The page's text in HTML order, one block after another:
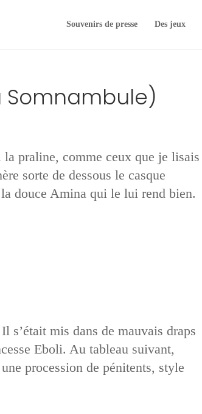
Souvenirs de presse Des jeux
Somnambule)
la praline, comme ceux que je lisais
sorte de dessous le casque
douce Amina qui le lui rend bien.
s’était mis dans de mauvais draps
Eboli. Au tableau suivant,
procession de pénitents, style